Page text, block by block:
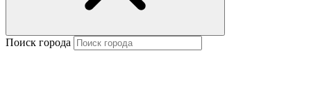
Поиск города